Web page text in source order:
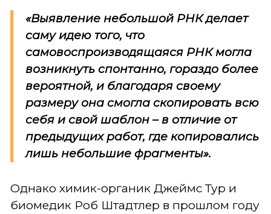
«Выявление небольшой РНК делает
саму идею того, что
самовоспроизводящаяся РНК могла
возникнуть спонтанно, гораздо более
вероятной, и благодаря своему
размеру она смогла скопировать всю
себя и свой шаблон – в отличие от
предыдущих работ, где копировались
лишь небольшие фрагменты».
Однако химик-органик Джеймс Тур и
биомедик Роб Штадтлер в прошлом году